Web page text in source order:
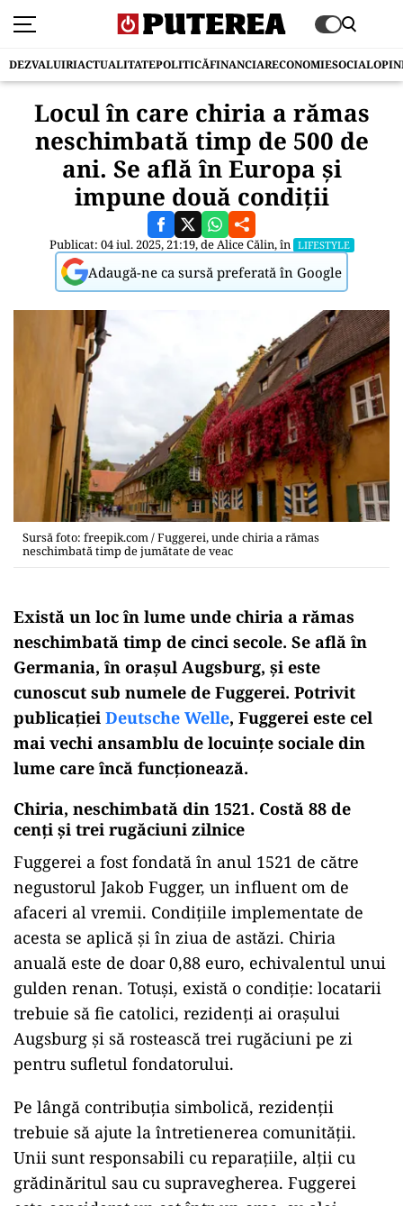
DEZVALUIRIACTUALITATEPOLITICĂFINANCIARECONOMIESOCIAL
Locul în care chiria a rămas
neschimbată timp de 500 de
ani. Se află în Europa și
impune două condiții
Publicat: 04 iul. 2025, 21:19, deAlice Călin, în LIFESTYLE
Adaugă-ne ca sursă preferată în Google
Sursă foto: freepik.com / Fuggerei, unde chiria a rămas
neschimbată timp de jumătate de veac
Există un loc în lume unde chiria a rămas
neschimbată timp de cinci secole. Se află în
Germania, în orașul Augsburg, și este
cunoscut sub numele de Fuggerei. Potrivit
publicației Deutsche Welle, Fuggerei este cel
mai vechi ansamblu de locuințe sociale din
lume care încă funcționează.
Chiria, neschimbată din 1521. Costă 88 de
cenți și trei rugăciuni zilnice
Fuggerei a fost fondată în anul 1521 de către
negustorul Jakob Fugger, un influent om de
afaceri al vremii. Condițiile implementate de
acesta se aplică și în ziua de astăzi. Chiria
anuală este de doar 0,88 euro, echivalentul unui
gulden renan. Totuși, există o condiție: locatarii
trebuie să fie catolici, rezidenți ai orașului
Augsburg și să rostească trei rugăciuni pe zi
pentru sufletul fondatorului.